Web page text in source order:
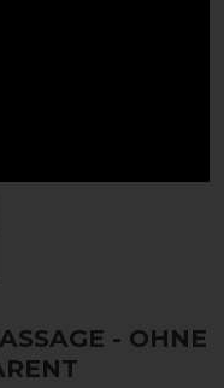
- OHNE